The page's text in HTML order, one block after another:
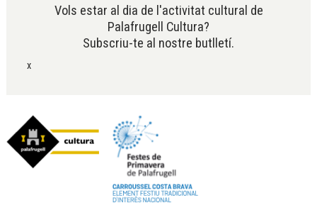
Vols estar al dia de l'activitat cultural de
Palafrugell Cultura?
Subscriu-te al nostre butlletí.
x